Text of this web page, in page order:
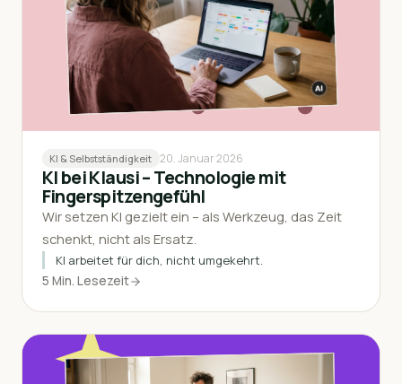
KI & Selbstständigkeit 20. Januar 2026
KI bei Klausi – Technologie mit
Fingerspitzengefühl
Wir setzen KI gezielt ein – als Werkzeug, das Zeit
schenkt, nicht als Ersatz.
KI arbeitet für dich, nicht umgekehrt.
5 Min. Lesezeit